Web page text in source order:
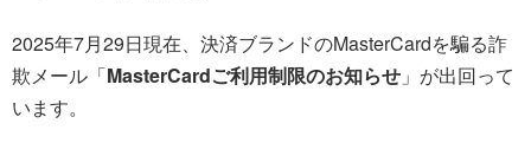
2025年7月29日現在、決済ブランドのMasterCardを騙る詐
欺メール「MasterCardご利用制限のお知らせ 」が出回って
います。